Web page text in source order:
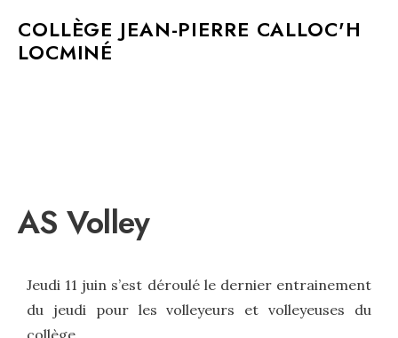
COLLÈGE JEAN-PIERRE CALLOC'H
LOCMINÉ
AS Volley
Jeudi 11 juin s’est déroulé le dernier entrainement
du jeudi pour les volleyeurs et volleyeuses du
collège.